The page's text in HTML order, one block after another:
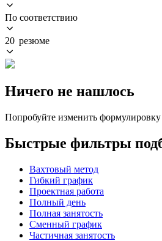
По соответствию
20 резюме
Ничего не нашлось
Попробуйте изменить
Быстрые фильтры
Вахтовый метод
Гибкий график
Проектная работа
Полный день
Полная занятость
Сменный график
Частичная занятость